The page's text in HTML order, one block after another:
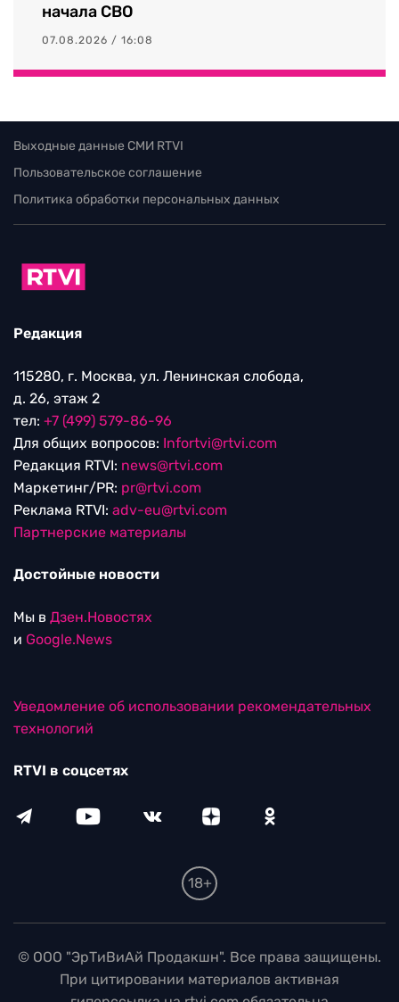
начала СВО
07.08.2026 / 16:08
Выходные данные СМИ RTVI
Пользовательское соглашение
Политика обработки персональных данных
Редакция
115280, г. Москва, ул. Ленинская слобода,
д. 26, этаж 2
тел: +7 (499) 579-86-96
Для общих вопросов: Infortvi@rtvi.com
Редакция RTVI: news@rtvi.com
Маркетинг/PR: pr@rtvi.com
Реклама RTVI: adv-eu@rtvi.com
Партнерские материалы
Достойные новости
Мы в Дзен.Новостях
и Google.News
Уведомление об использовании рекомендательных
технологий
RTVI в соцсетях
18+
© ООО "ЭрТиВиАй Продакшн". Все права защищены.
При цитировании материалов активная